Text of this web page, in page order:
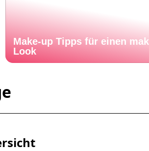
Make-up Tipps für einen
Look